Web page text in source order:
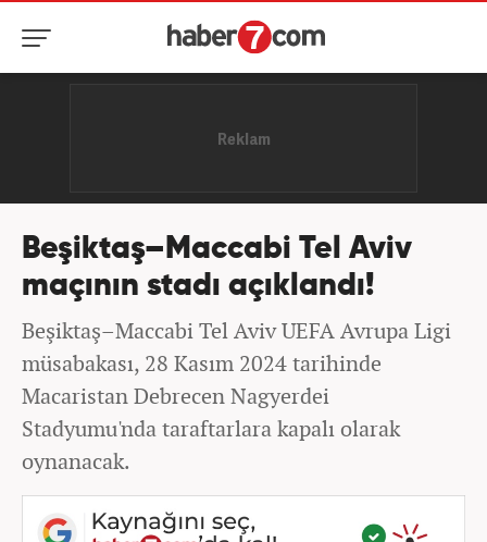
Beşiktaş–Maccabi Tel Aviv
maçının stadı açıklandı!
Beşiktaş–Maccabi Tel Aviv UEFA Avrupa Ligi
müsabakası, 28 Kasım 2024 tarihinde
Macaristan Debrecen Nagyerdei
Stadyumu'nda taraftarlara kapalı olarak
oynanacak.